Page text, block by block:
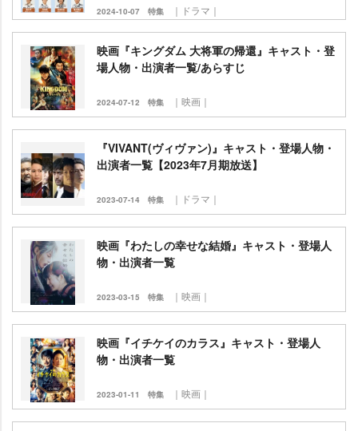
2024-10-07 特集 ｜ドラマ｜
映画『キングダム 大将軍の帰還』キャスト・登
場人物・出演者一覧/あらすじ
2024-07-12 特集 ｜映画｜
『VIVANT(ヴィヴァン)』キャスト・登場人物・
出演者一覧【2023年7月期放送】
2023-07-14 特集 ｜ドラマ｜
映画『わたしの幸せな結婚』キャスト・登場人
物・出演者一覧
2023-03-15 特集 ｜映画｜
映画『イチケイのカラス』キャスト・登場人
物・出演者一覧
2023-01-11 特集 ｜映画｜